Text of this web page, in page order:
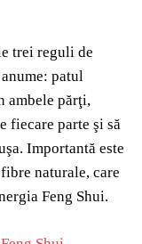
trei reguli de
patul
ambele părţi,
fiecare parte şi să
Importantă este
naturale, care
Feng Shui.